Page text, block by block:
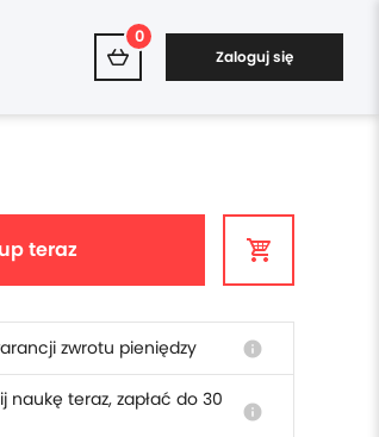
0
Zaloguj się
teraz
zwrotu pieniędzy info
naukę teraz, zapłać do 30
info